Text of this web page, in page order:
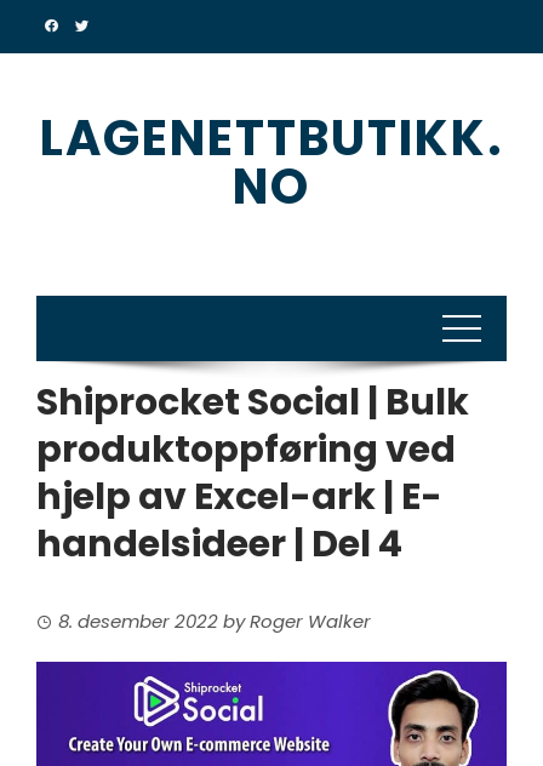
LAGENETTBUTIKK.
NO
Shiprocket Social | Bulk
produktoppføring ved
hjelp av Excel-ark | E-
handelsideer | Del 4
8. desember 2022byRoger Walker